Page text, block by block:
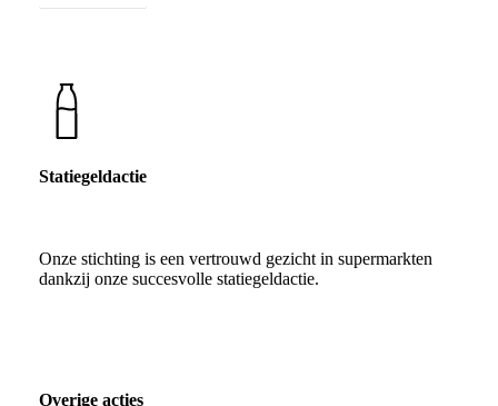
Statiegeldactie
Onze stichting is een vertrouwd gezicht in supermarkten
dankzij onze succesvolle statiegeldactie.
Overige acties